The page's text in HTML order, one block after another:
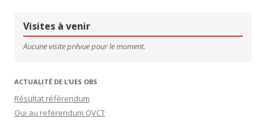
Visites à venir
Aucune visite prévue pour le moment.
ACTUALITÉ DE L’UES OBS
Résultat référendum
Oui au referendum QVCT